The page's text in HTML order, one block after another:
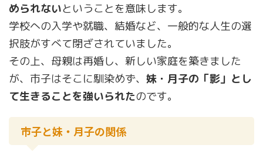
められないということを意味します。
学校への入学や就職、結婚など、一般的な人生の選
択肢がすべて閉ざされていました。
その上、母親は再婚し、新しい家庭を築きました
が、市子はそこに馴染めず、 妹・月子の「影」とし
て生きることを強いられたのです。
市子と妹・月子の関係